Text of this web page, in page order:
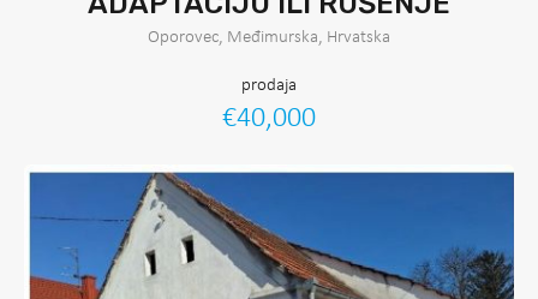
Oporovec, Međimurska, Hrvatska
prodaja
€40,000